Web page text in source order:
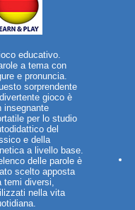
educativo.
a tema con
e pronuncia.
sorprendente
gioco è
insegnante
per lo studio
del
e della
a livello base.
delle parole è
scelto apposta
temi diversi,
nella vita